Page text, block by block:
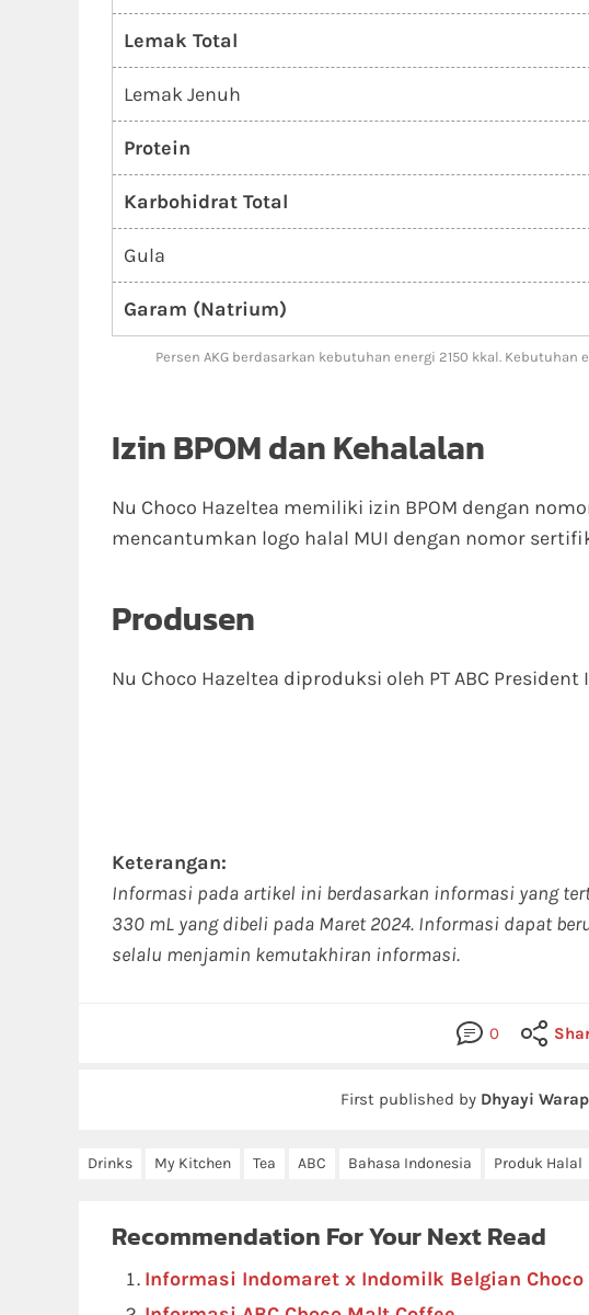
Lemak Total
Lemak Jenuh
Protein
Karbohidrat Total
Gula
Garam (Natrium)
Persen AKG berdasarkan kebutuhan energi 2150 kkal.
Izin BPOM dan Kehalalan
Nu Choco Hazeltea memiliki izin BPOM dengan
mencantumkan logo halal MUI dengan nomor
Produsen
Nu Choco Hazeltea diproduksi oleh PT ABC President
Keterangan:
Informasi pada artikel ini berdasarkan informasi yang
330 mL yang dibeli pada Maret 2024. Informasi dapat
selalu menjamin kemutakhiran informasi.
0
First published by Dhyayi
Drinks My Kitchen Tea ABC Bahasa Indonesia Produk Halal
Recommendation For Your Next Read
Informasi Indomaret x Indomilk Belgian Choco